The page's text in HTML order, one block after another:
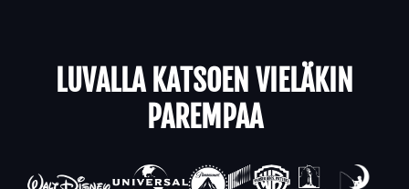
LUVALLA KATSOEN VIELÄKIN
PAREMPAA